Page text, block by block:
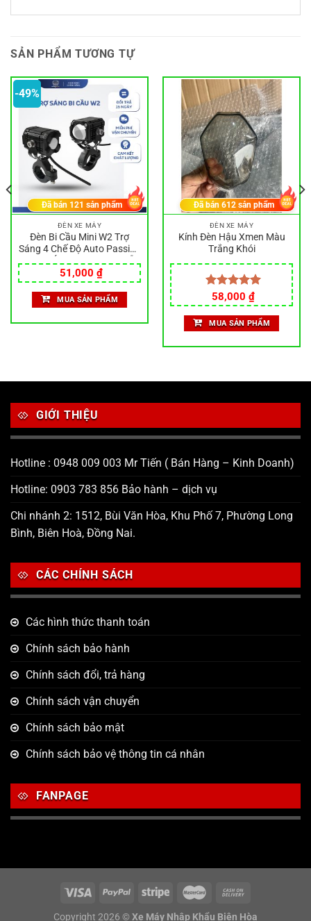
SẢN PHẨM TƯƠNG TỰ
-49%
ĐÈN XE MÁY
Đèn Bi Cầu Mini W2 Trợ
Sáng 4 Chế Độ Auto Passing
Lắp Bền Ổn Định, Đèn Led
Giúp Mở Rộng Tầm Nhìn
Giá
gốc
là:
100,000 ₫.
51,000 ₫Giá
hiện
tại
là:
51,000 ₫.
Đã bán 121 sản phẩm
MUA SẢN PHẨM
ĐÈN XE MÁY
Kính Đèn Hậu Xmen Màu
Trắng Khói
Được xếp
hạng5.00
5 sao
58,000 ₫
Đã bán612 sản phẩm
MUA SẢN PHẨM
GIỚI THIỆU
Hotline : 0948 009 003 Mr Tiến ( Bán Hàng – Kinh Doanh)
Hotline: 0903 783 856 Bảo hành – dịch vụ
Chi nhánh 2: 1512, Bùi Văn Hòa, Khu Phố 7, Phường Long
Bình, Biên Hoà, Đồng Nai.
CÁC CHÍNH SÁCH
Các hình thức thanh toán
Chính sách bảo hành
Chính sách đổi, trả hàng
Chính sách vận chuyển
Chính sách bảo mật
Chính sách bảo vệ thông tin cá nhân
FANPAGE
Copyright 2026 © Xe Máy Nhập Khẩu Biên Hòa